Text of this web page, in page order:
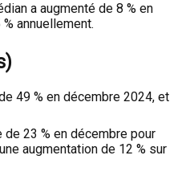
a augmenté de 8 % en
annuellement.
49 % en décembre 2024, et
de 23 % en décembre pour
augmentation de 12 % sur